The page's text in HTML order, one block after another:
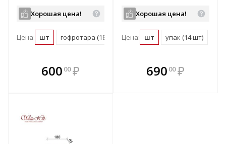
Хорошая цена!
Цена: шт гофротара (18 шт) мастербокс (1300 шт)
600 00 ₽
В комплекте
всегда выгоднее!
Хорошая цена!
Цена: шт упак (14 шт)
В комплекте
всегда выгоднее!
690 00 ₽